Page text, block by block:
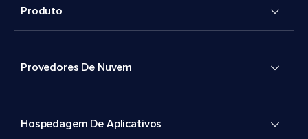
Produto
Provedores De Nuvem
Hospedagem De Aplicativos